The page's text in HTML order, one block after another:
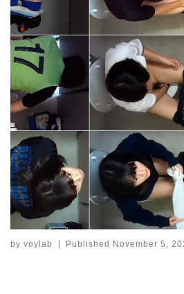
by voylab Published November 5,